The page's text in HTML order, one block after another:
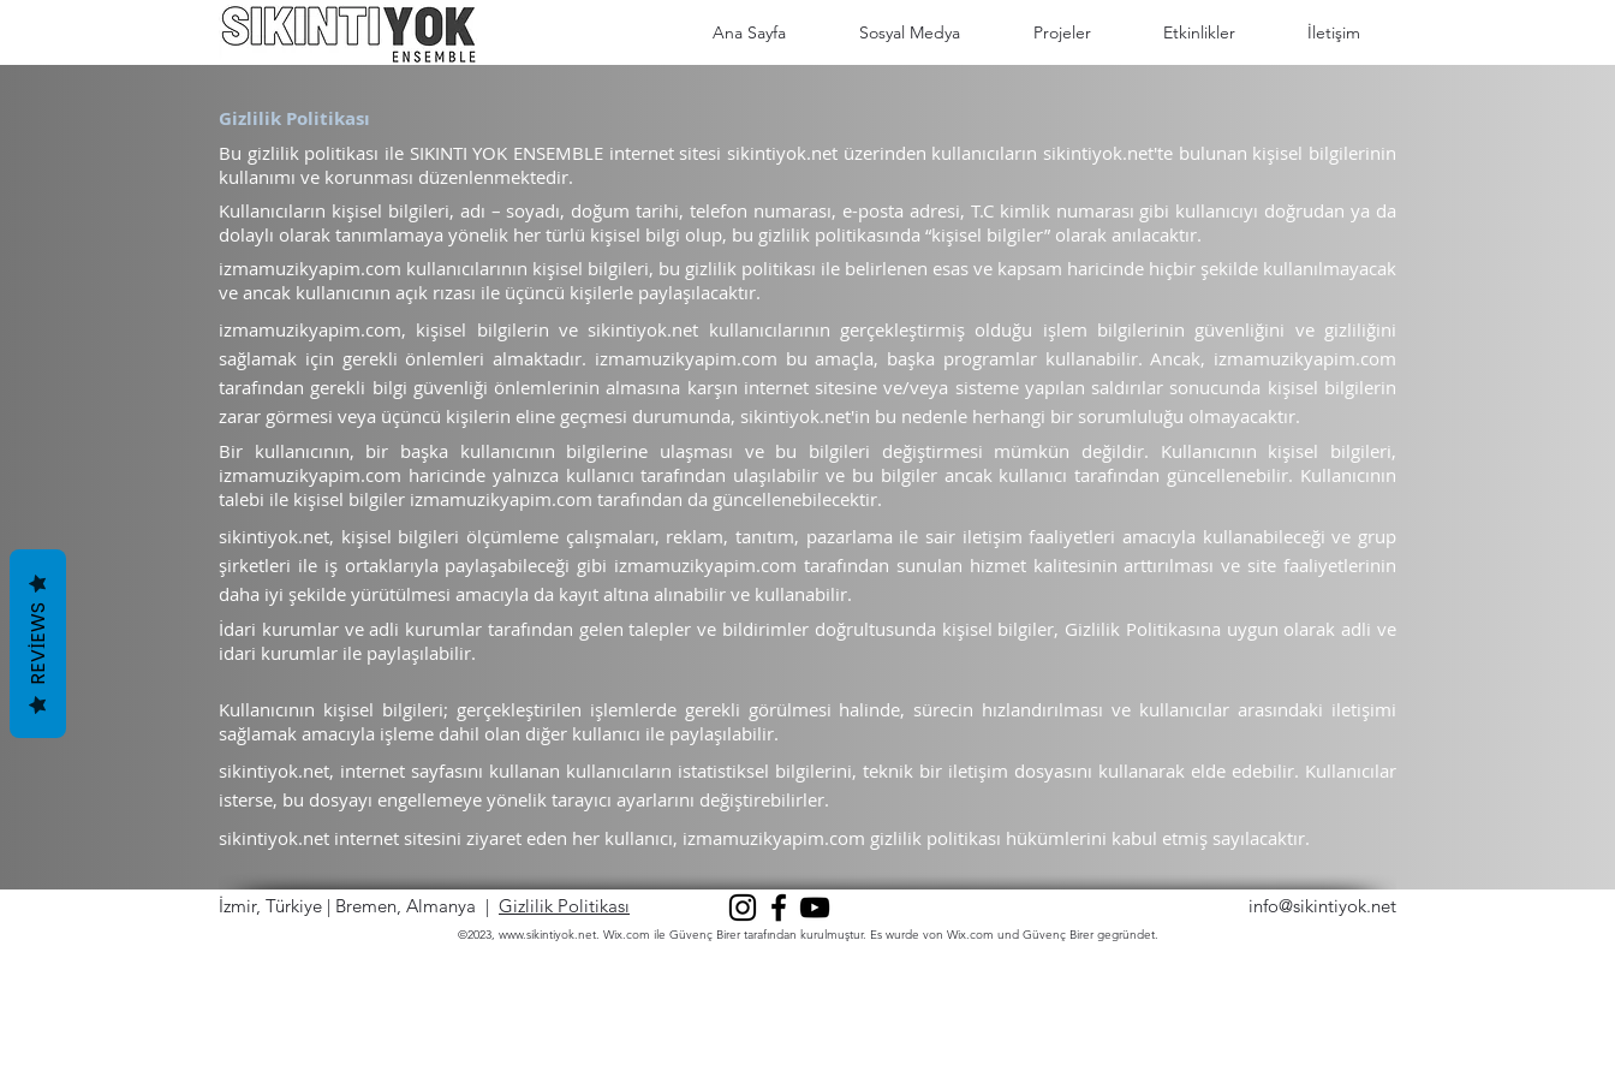
Ana Sayfa Sosyal Medya Projeler Etkinlikler İletişim
Gizlilik Politikası
Bu gizlilik politikası ile SIKINTI YOK ENSEMBLE internet sitesi sikintiyok.net üzerinden kullanıcıların sikintiyok.net'te bulunan kişisel bilgilerinin
kullanımı ve korunması düzenlenmektedir.
Kullanıcıların kişisel bilgileri, adı – soyadı, doğum tarihi, telefon numarası, e-posta adresi, T.C kimlik numarası gibi kullanıcıyı doğrudan ya da
dolaylı olarak tanımlamaya yönelik her türlü kişisel bilgi olup, bu gizlilik politikasında “kişisel bilgiler” olarak anılacaktır.
izmamuzikyapim.com kullanıcılarının kişisel bilgileri, bu gizlilik politikası ile belirlenen esas ve kapsam haricinde hiçbir şekilde kullanılmayacak
ve ancak kullanıcının açık rızası ile üçüncü kişilerle paylaşılacaktır.
izmamuzikyapim.com, kişisel bilgilerin ve sikintiyok.net kullanıcılarının gerçekleştirmiş olduğu işlem bilgilerinin güvenliğini ve gizliliğini
sağlamak için gerekli önlemleri almaktadır. izmamuzikyapim.com bu amaçla, başka programlar kullanabilir. Ancak, izmamuzikyapim.com
tarafından gerekli bilgi güvenliği önlemlerinin almasına karşın internet sitesine ve/veya sisteme yapılan saldırılar sonucunda kişisel bilgilerin
zarar görmesi veya üçüncü kişilerin eline geçmesi durumunda, sikintiyok.net'in bu nedenle herhangi bir sorumluluğu olmayacaktır.
Bir kullanıcının, bir başka kullanıcının bilgilerine ulaşması ve bu bilgileri değiştirmesi mümkün değildir. Kullanıcının kişisel bilgileri,
izmamuzikyapim.com haricinde yalnızca kullanıcı tarafından ulaşılabilir ve bu bilgiler ancak kullanıcı tarafından güncellenebilir. Kullanıcının
talebi ile kişisel bilgiler izmamuzikyapim.com tarafından da güncellenebilecektir.
sikintiyok.net, kişisel bilgileri ölçümleme çalışmaları, reklam, tanıtım, pazarlama ile sair iletişim faaliyetleri amacıyla kullanabileceği ve grup
şirketleri ile iş ortaklarıyla paylaşabileceği gibi izmamuzikyapim.com tarafından sunulan hizmet kalitesinin arttırılması ve site faaliyetlerinin
daha iyi şekilde yürütülmesi amacıyla da kayıt altına alınabilir ve kullanabilir.
İdari kurumlar ve adli kurumlar tarafından gelen talepler ve bildirimler doğrultusunda kişisel bilgiler, Gizlilik Politikasına uygun olarak adli ve
idari kurumlar ile paylaşılabilir.
Kullanıcının kişisel bilgileri; gerçekleştirilen işlemlerde gerekli görülmesi halinde, sürecin hızlandırılması ve kullanıcılar arasındaki iletişimi
sağlamak amacıyla işleme dahil olan diğer kullanıcı ile paylaşılabilir.
sikintiyok.net, internet sayfasını kullanan kullanıcıların istatistiksel bilgilerini, teknik bir iletişim dosyasını kullanarak elde edebilir. Kullanıcılar
isterse, bu dosyayı engellemeye yönelik tarayıcı ayarlarını değiştirebilirler.
sikintiyok.net internet sitesini ziyaret eden her kullanıcı, izmamuzikyapim.com gizlilik politikası hükümlerini kabul etmiş sayılacaktır.
İzmir, Türkiye | Bremen, Almanya | Gizlilik Politikası info@sikintiyok.net
©2023, www.sikintiyok.net. Wix.com ile Güvenç Birer tarafından kurulmuştur. Es wurde von Wix.com und Güvenç Birer gegründet.
REVIEWS